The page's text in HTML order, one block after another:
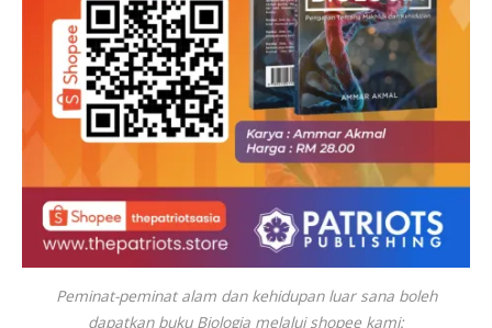
Peminat-peminat alam dan kehidupan luar sana boleh
dapatkan buku Biologia melalui shopee kami: